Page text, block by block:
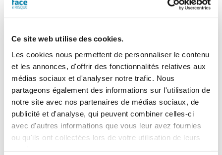
Ce site web utilise des cookies.
Les cookies nous permettent de personnaliser le contenu
et les annonces, d'offrir des fonctionnalités relatives aux
médias sociaux et d'analyser notre trafic. Nous
partageons également des informations sur l'utilisation de
notre site avec nos partenaires de médias sociaux, de
publicité et d'analyse, qui peuvent combiner celles-ci
avec d'autres informations que vous leur avez fournies
ou qu'ils ont collectées lors de votre utilisation de leurs
-
août
2021